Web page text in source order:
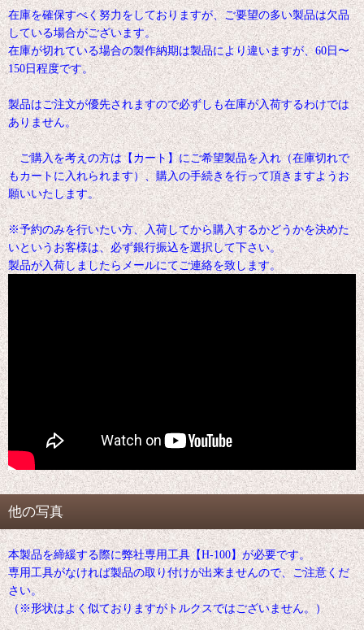
在庫を確保すべく努力をしておりますが、ご要望の多い製品は欠品
している場合がございます。
在庫が切れている場合の製作納期は製品により違いますが、60日〜
150日程度です。
製品はご注文が優先されますので必ずしも在庫が入荷するわけでは
ありません。
ご購入を考えの方は【カート】にご希望製品を入れ（在庫切れで
もカートに入れられます）、購入の手続きを行って頂きますようお
願いいたします。
※予約のみを行いたい方、入荷してから購入するかどうかを決めた
いというお客様は、必ず銀行振込を選択して下さい。
製品が入荷しましたらメールにてご連絡を致します。
他の写真
本製品を締緩する際に弊社専用工具【H-100】が必要です。
専用工具がなければ製品の取り付けが出来ませんので、ご注意くだ
さい。
（※形状はよく似ておりますがトルクスではございません。）